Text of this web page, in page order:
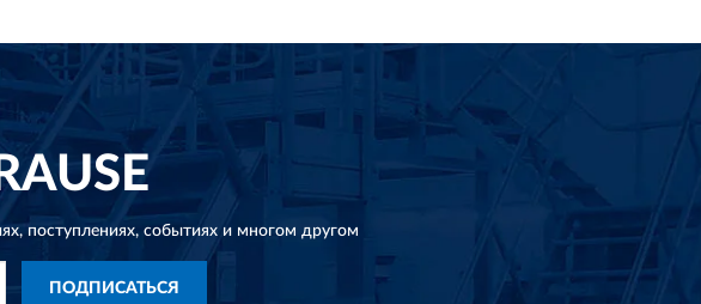
поступлениях, событиях и многом другом
ПОДПИСАТЬСЯ